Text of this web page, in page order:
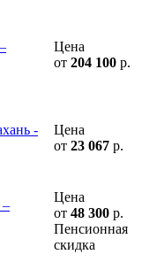
Цена
от 204 100 р.
-
Цена
от 23 067 р.
–
Цена
от 48 300 р.
Пенсионная
скидка